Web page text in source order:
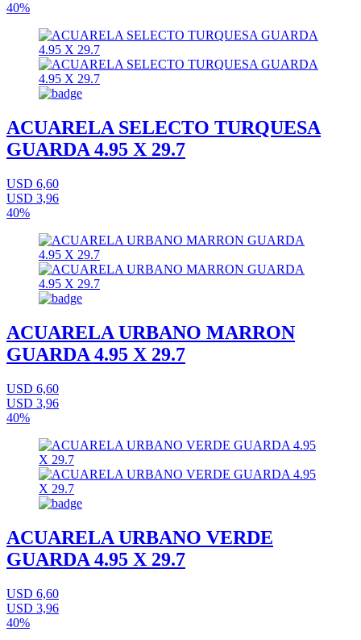
40%
ACUARELA SELECTO TURQUESA
GUARDA 4.95 X 29.7
USD 6,60
USD 3,96
40%
ACUARELA URBANO MARRON
GUARDA 4.95 X 29.7
USD 6,60
USD 3,96
40%
ACUARELA URBANO VERDE
GUARDA 4.95 X 29.7
USD 6,60
USD 3,96
40%